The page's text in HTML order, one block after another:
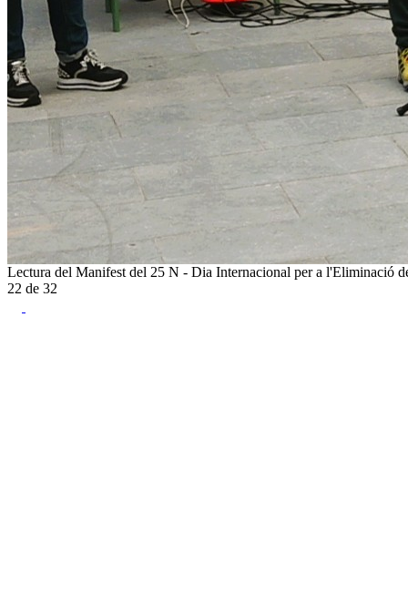
Lectura del Manifest del 25 N - Dia Internacional per a l'Eliminació
22 de 32